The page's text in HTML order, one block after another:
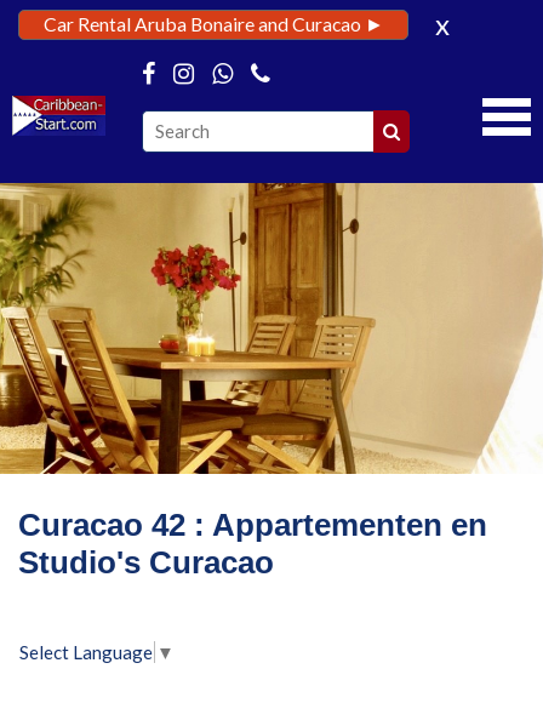
Car Rental Aruba Bonaire and Curacao ► x
Curacao 42 : Appartementen en
Studio's Curacao
Select Language ▼